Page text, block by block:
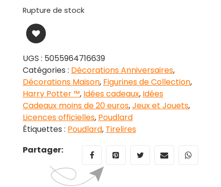
Rupture de stock
UGS : 5055964716639
Catégories : Décorations Anniversaires,
Décorations Maison, Figurines de Collection,
Harry Potter ™, Idées cadeaux, Idées
Cadeaux moins de 20 euros,Jeux et Jouets,
Licences officielles, Poudlard
Étiquettes : Poudlard, Tirelires
Partager: